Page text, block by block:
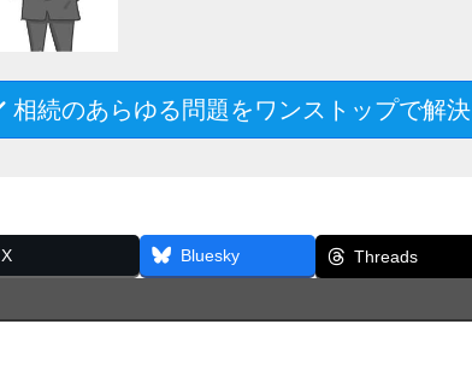
相続のあらゆる問題をワンストップで解決
X Bluesky Threads